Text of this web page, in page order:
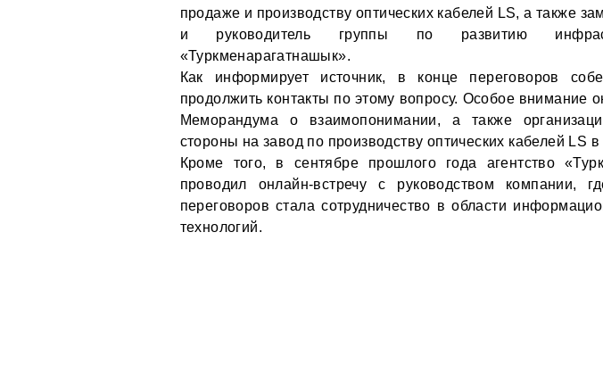
продаже и производству оптических кабелей LS, а также
и руководитель группы по развитию
«Туркменарагатнашык».
Как информирует источник, в конце переговоров
продолжить контакты по этому вопросу. Особое внимание
Меморандума о взаимопонимании, а также
стороны на завод по производству оптических кабелей LS
Кроме того, в сентябре прошлого года агентство
проводил онлайн-встречу с руководством компании,
переговоров стала сотрудничество в области
технологий.